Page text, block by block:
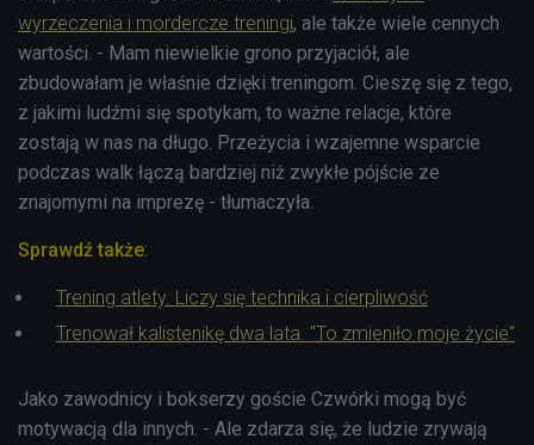
wyrzeczenia i mordercze treningi, ale także wiele cennych
wartości. - Mam niewielkie grono przyjaciół, ale
zbudowałam je właśnie dzięki treningom. Cieszę się z tego,
z jakimi ludźmi się spotykam, to ważne relacje, które
zostają w nas na długo. Przeżycia i wzajemne wsparcie
podczas walk łączą bardziej niż zwykłe pójście ze
znajomymi na imprezę - tłumaczyła.
Sprawdź także:
Trening atlety. Liczy się technika i cierpliwość
Trenował kalistenikę dwa lata. "To zmieniło moje życie"
Jako zawodnicy i bokserzy goście Czwórki mogą być
motywacją dla innych. - Ale zdarza się, że ludzie zrywają